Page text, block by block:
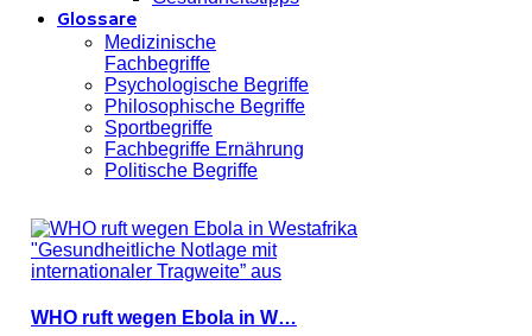
Glossare
Medizinische
Fachbegriffe
Psychologische Begriffe
Philosophische Begriffe
Sportbegriffe
Fachbegriffe Ernährung
Politische Begriffe
WHO ruft wegen Ebola in W…